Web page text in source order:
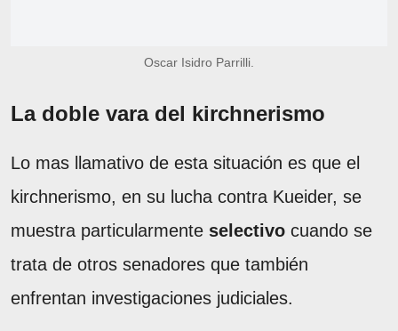
Oscar Isidro Parrilli.
La doble vara del kirchnerismo
Lo mas llamativo de esta situación es que el
kirchnerismo, en su lucha contra Kueider, se
muestra particularmente selectivo cuando se
trata de otros senadores que también
enfrentan investigaciones judiciales.